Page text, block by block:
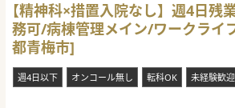
【精神科×措置入院なし】週4日残
務可/病棟管理メイン/ワークライ
都青梅市]
週4日以下 オンコール無し 転科OK 未経験歓迎